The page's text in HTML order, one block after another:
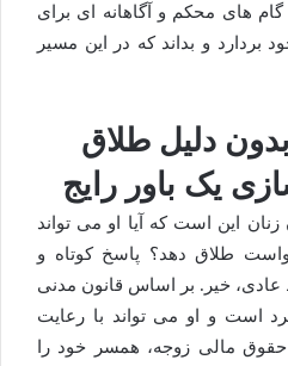
های محکم و آگاهانه ای برای
بردارد و بداند که در این مسیر
دلیل طلاق
یک باور رایج
این است که آیا او می تواند
طلاق دهد؟ پاسخ کوتاه و
خیر. بر اساس قانون مدنی
است و او می تواند با رعایت
مالی زوجه، همسر خود را